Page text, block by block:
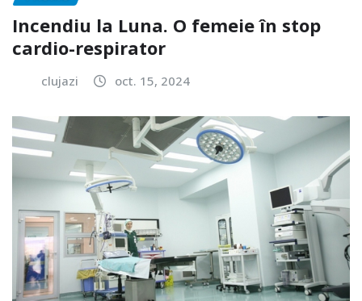
Incendiu la Luna. O femeie în stop
cardio-respirator
clujazi oct. 15, 2024